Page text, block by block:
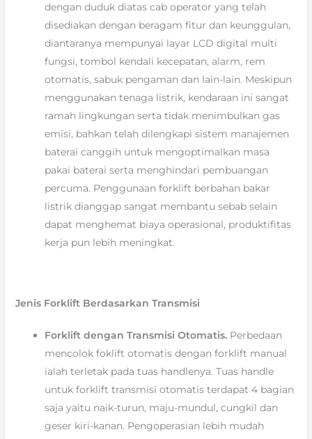
dengan duduk diatas cab operator yang telah
disediakan dengan beragam fitur dan keunggulan,
diantaranya mempunyai layar LCD digital multi
fungsi, tombol kendali kecepatan, alarm, rem
otomatis, sabuk pengaman dan lain-lain. Meskipun
menggunakan tenaga listrik, kendaraan ini sangat
ramah lingkungan serta tidak menimbulkan gas
emisi, bahkan telah dilengkapi sistem manajemen
baterai canggih untuk mengoptimalkan masa
pakai baterai serta menghindari pembuangan
percuma. Penggunaan forklift berbahan bakar
listrik dianggap sangat membantu sebab selain
dapat menghemat biaya operasional, produktifitas
kerja pun lebih meningkat.
Jenis Forklift Berdasarkan Transmisi
Forklift dengan Transmisi Otomatis. Perbedaan
mencolok foklift otomatis dengan forklift manual
ialah terletak pada tuas handlenya. Tuas handle
untuk forklift transmisi otomatis terdapat 4 bagian
saja yaitu naik-turun, maju-mundul, cungkil dan
geser kiri-kanan. Pengoperasian lebih mudah